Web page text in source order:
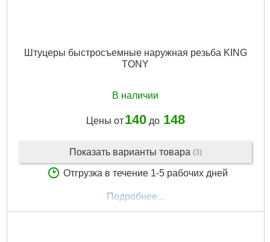
Штуцеры быстросъемные наружная резьба KING
TONY
В наличии
Цены от 140до 148
Показать варианты товара (3)
Отгрузка в течение 1-5 рабочих дней
Подробнее...